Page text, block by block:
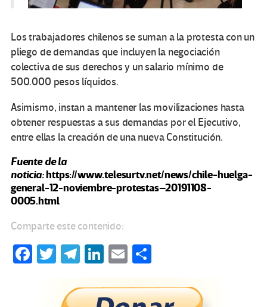
Los trabajadores chilenos se suman a la protesta con un
pliego de demandas que incluyen la negociación
colectiva de sus derechos y un salario mínimo de
500.000 pesos líquidos.
Asimismo, instan a mantener las movilizaciones hasta
obtener respuestas a sus demandas por el Ejecutivo,
entre ellas la creación de una nueva Constitución.
Fuente de la
noticia:https://www.telesurtv.net/news/chile-huelga-
general-12-noviembre-protestas–20191108-
0005.html
Comparte este contenido:
Fa T
tt
Te
gr
Li
ke
E
ail m